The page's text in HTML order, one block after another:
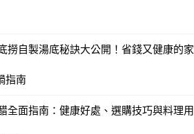
撈自製湯底秘訣大公開！省錢又健康的家
指南
全面指南：健康好處、選購技巧與料理用